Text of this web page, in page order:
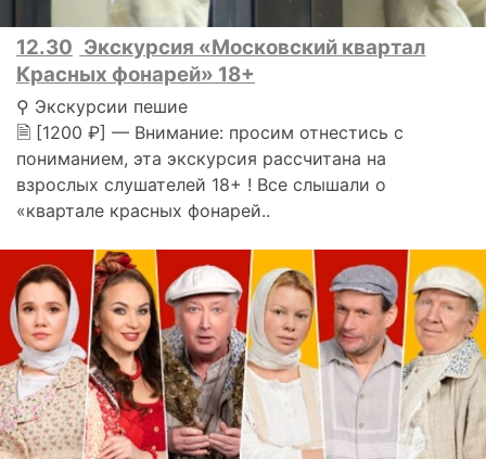
12.30 Экскурсия «Московский квартал
Красных фонарей» 18+
⚲ Экскурсии пешие
🗎 [1200 ₽] — Внимание: просим отнестись с
пониманием, эта экскурсия рассчитана на
взрослых слушателей 18+ ! Все слышали о
«квартале красных фонарей..